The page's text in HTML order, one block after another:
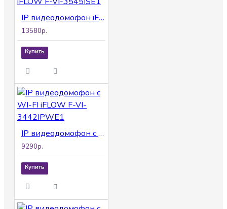
IP видеодомофон iFLOW F-VI-3545ISE1
13580р.
Купить
IP видеодомофон с WI-FI iFLOW F-VI-3442IPWE1
9290р.
Купить